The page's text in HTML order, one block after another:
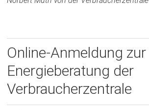
Online-Anmeldung zur
Energieberatung der
Verbraucherzentrale